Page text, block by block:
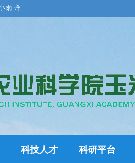
科技人才 科研平台